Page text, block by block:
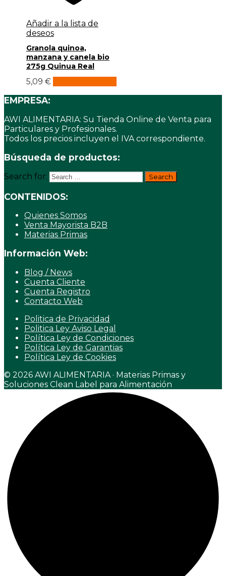
Añadir a la lista de
deseos
Granola quinoa,
manzana y canela bio
275g Quinua Real
5,09 €
EMPRESA:
AWI ALIMENTARIA: Su Tienda Online de Venta para
Particulares y Profesionales.
Todos los precios incluyen el IVA correspondiente.
Búsqueda de productos:
Search for:
CONTENIDOS:
Quienes Somos
Venta Mayorista B2B
Materias Primas
Información Web:
Blog / News
Cuenta Cliente
Cuenta Registro
Contacto Web
Politica de Privacidad
Politica Ley Aviso Legal
Política Ley de Condiciones
Política Ley de Garantias
Política Ley de Cookies
© 2026 AWI ALIMENTARIA · Materias Primas y
Soluciones Clean Label para Alimentación